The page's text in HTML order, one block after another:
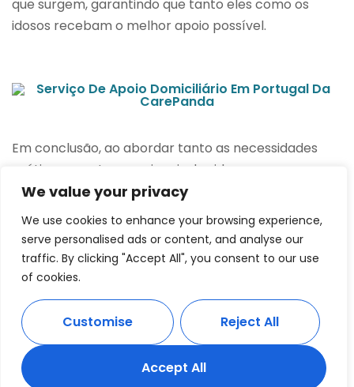
We value your privacy
We use cookies to enhance your browsing experience,
serve personalised ads or content, and analyse our
traffic. By clicking "Accept All", you consent to our use
of cookies.
Customise Reject All
Accept All
que surgem, garantindo que tanto eles como os
idosos recebam o melhor apoio possível.
Em conclusão, ao abordar tanto as necessidades
práticas quanto emocionais dos idosos e seus
cuidadores, podemos moldar um plano de
resoluções de Ano Novo que não só melhore a saúde
e bem-estar, mas também fortaleça os laços
familiares e comunitários, criando uma atmosfera de
cuidado e suporte mutuamente benéfica.
Para os interessados em integrar suplementos
nutricionais na dieta dos idosos, recomenda-se a
consulta de opções como
Vitamínicos
, que podem oferecer os nutrientes